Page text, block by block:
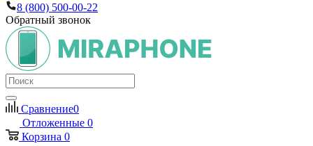
8 (800) 500-00-22
Обратный звонок
Сравнение0
Отложенные 0
Корзина 0